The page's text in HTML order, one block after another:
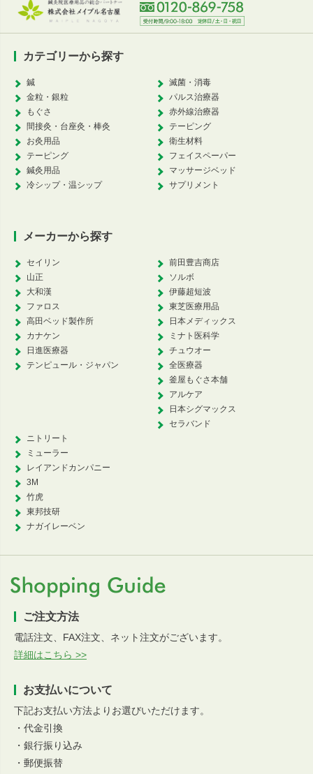
カテゴリーから探す
鍼
金粒・銀粒
もぐさ
間接灸・台座灸・棒灸
お灸用品
テーピング
鍼灸用品
冷シップ・温シップ
滅菌・消毒
パルス治療器
赤外線治療器
テーピング
衛生材料
フェイスペーパー
マッサージベッド
サプリメント
メーカーから探す
セイリン
山正
大和漢
ファロス
高田ベッド製作所
カナケン
日進医療器
テンピュール・ジャパン
前田豊吉商店
ソルボ
伊藤超短波
東芝医療用品
日本メディックス
ミナト医科学
チュウオー
全医療器
釜屋もぐさ本舗
アルケア
日本シグマックス
セラバンド
ニトリート
ミューラー
レイアンドカンパニー
3M
竹虎
東邦技研
ナガイレーベン
ご注文方法
電話注文、FAX注文、ネット注文がございます。
詳細はこちら >>
お支払いについて
下記お支払い方法よりお選びいただけます。
・代金引換
・銀行振り込み
・郵便振替